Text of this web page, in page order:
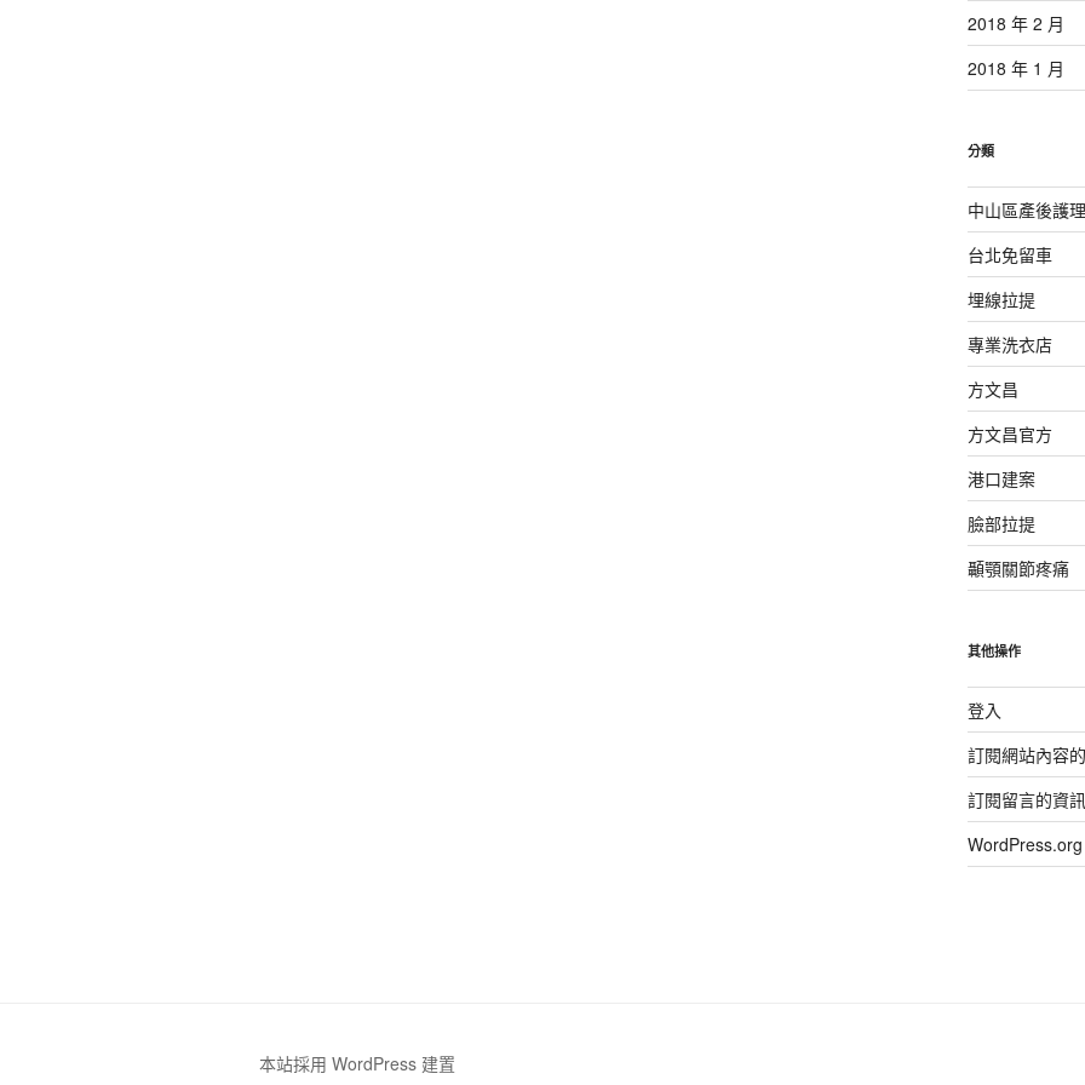
2018 年 2 月
2018 年 1 月
分類
中山區產後護
台北免留車
埋線拉提
專業洗衣店
方文昌
方文昌官方
港口建案
臉部拉提
顳顎關節疼痛
其他操作
登入
訂閱網站內容
訂閱留言的資
本站採用 WordPress 建置